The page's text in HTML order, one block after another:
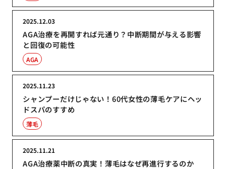
AGA治療を再開すれば元通り？中断期間が与える影響
と回復の可能性
2025.12.03
AGA
シャンプーだけじゃない！60代女性の薄毛ケアにヘッ
ドスパのすすめ
2025.11.23
薄毛
AGA治療薬中断の真実！薄毛はなぜ再進行するのか
2025.11.21